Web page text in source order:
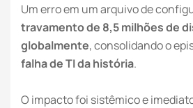
Um erro em um arquivo de
travamento de 8,5 milhões de
globalmente, consolidando o
falha de TI da história.
O impacto foi sistêmico e